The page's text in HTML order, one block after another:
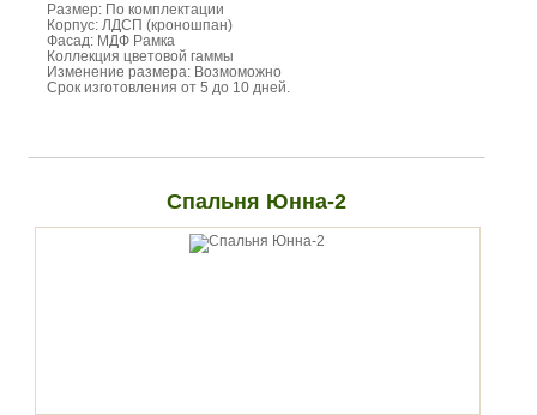
Размер: По комплектации
Корпус: ЛДСП (кроношпан)
Фасад: МДФ Рамка
Коллекция цветовой гаммы
Изменение размера: Возмоможно
Срок изготовления от 5 до 10 дней.
Спальня Юнна-2